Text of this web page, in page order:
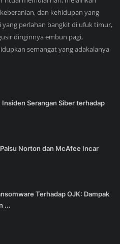
dan kehidupan yang
yang perlahan bangkit di ufuk timur,
dinginnya embun pagi,
semangat yang adakalanya
Insiden Serangan Siber terhadap
Norton dan McAfee Incar
Terhadap OJK: Dampak
...